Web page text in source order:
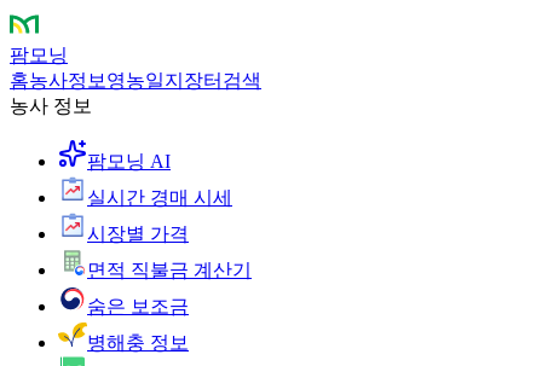
팜모닝
홈농사정보 영농일지 장터 검색
농사 정보
팜모닝 AI
실시간 경매 시세
시장별 가격
면적 직불금 계산기
숨은 보조금
병해충 정보